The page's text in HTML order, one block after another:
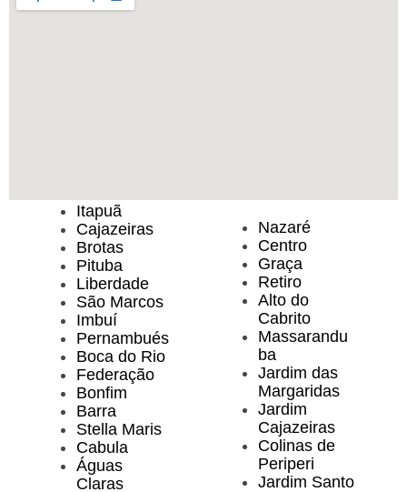
Itapuã
Cajazeiras
Brotas
Pituba
Liberdade
São Marcos
Imbuí
Pernambués
Boca do Rio
Federação
Bonfim
Barra
Stella Maris
Cabula
Águas
Claras
Nazaré
Centro
Graça
Retiro
Alto do
Cabrito
Massarandu
ba
Jardim das
Margaridas
Jardim
Cajazeiras
Colinas de
Periperi
Jardim Santo